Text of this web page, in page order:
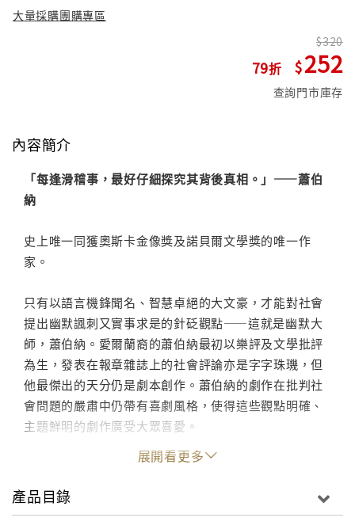
大量採購團購專區
79
320
252
查詢門市庫存
內容簡介
「每逢滑稽事，最好仔細探究其背後真相。」——蕭伯
納
史上唯一同獲奧斯卡金像獎及諾貝爾文學獎的唯一作
家。
只有以語言機鋒聞名、智慧卓絕的大文豪，才能對社會
提出幽默諷刺又實事求是的針砭觀點——這就是幽默大
師，蕭伯納。愛爾蘭裔的蕭伯納最初以樂評及文學批評
為生，發表在報章雜誌上的社會評論亦是字字珠璣，但
他最傑出的天分仍是劇本創作。蕭伯納的劇作在批判社
會問題的嚴肅中仍帶有喜劇風格，使得這些觀點明確、
主題鮮明的劇作廣受大眾喜愛。
蕭伯納是史上唯一一位以個人文學貢獻及電影劇本成
就，同時獲得諾貝爾文學獎(1925) 及奧斯卡金像獎
(1938) 的作家。諾貝爾文學獎稱讚其「作品具有理想主
展開看更多
產品目錄